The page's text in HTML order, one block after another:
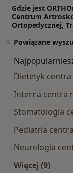
Gdzie jest
Centrum
Ortopedycznej,
Powiązane
Dietetyk centra
Interna centra
Stomatologia
Pediatria
Neurologia
Więcej (9)